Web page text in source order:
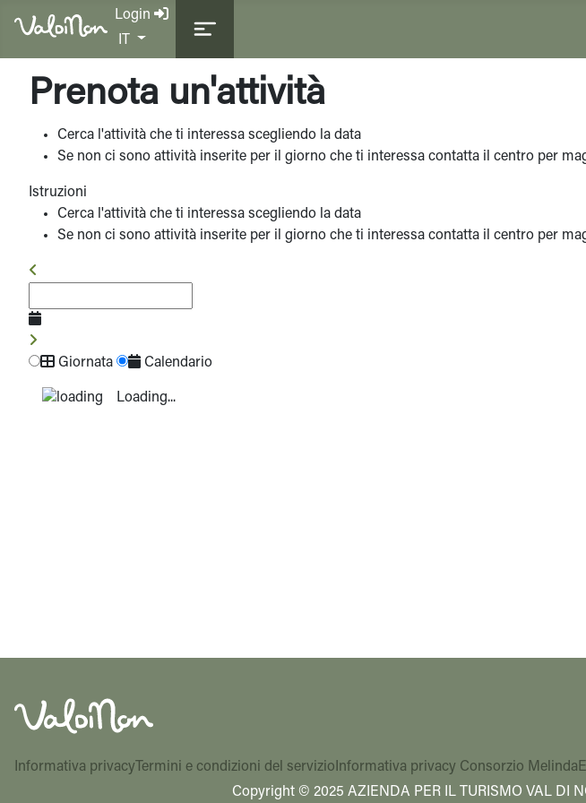
Login
Seleziona la tua lingua
IT
Prenota un'attività
Cerca l'attività che ti interessa scegliendo la data
Se non ci sono attività inserite per il giorno che ti interessa contatta il centro per
Istruzioni
Cerca l'attività che ti interessa scegliendo la data
Se non ci sono attività inserite per il giorno che ti interessa contatta il centro per
Giornata Calendario
Loading...
Informativa privacy Termini e condizioni del servizio Informativa privacy Consorzio Melinda
Copyright © 2025 AZIENDA PER IL TURISMO VAL DI